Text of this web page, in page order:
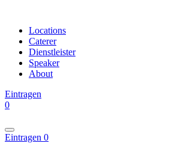
Locations
Caterer
Dienstleister
Speaker
About
Eintragen
0
Eintragen 0